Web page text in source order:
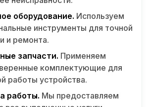
оборудование. Используем
инструменты для точной
и ремонта.
запчасти. Применяем
комплектующие для
работы устройства.
работы. Мы предоставляем